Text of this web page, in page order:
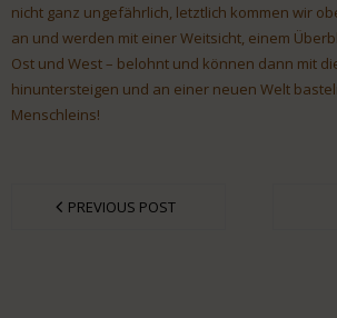
nicht ganz ungefährlich, letztlich kommen wir
an und werden mit einer Weitsicht, einem
Ost und West – belohnt und können dann mit
hinuntersteigen und an einer neuen Welt
Menschleins!
PREVIOUS POST